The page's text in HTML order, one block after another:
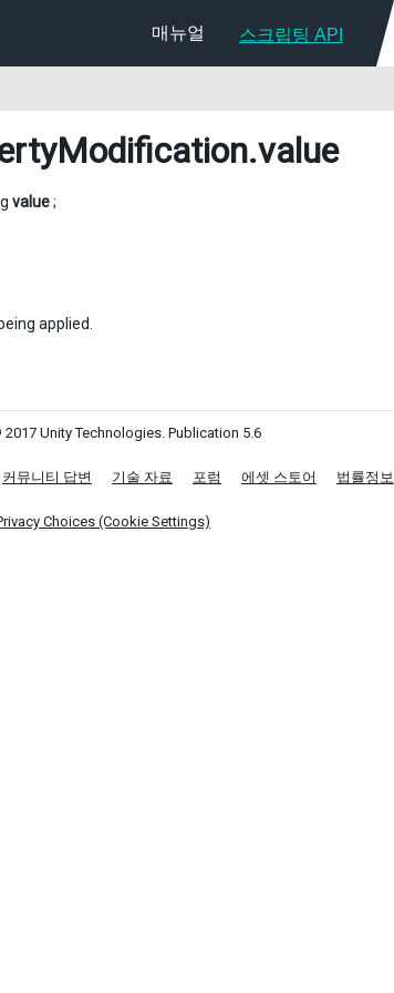
매뉴얼 스크립팅 API
.value
value;
applied.
Unity Technologies. Publication 5.6
커뮤니티 답변 기술 자료 포럼 에셋 스토어 법률정보
Choices (Cookie Settings)